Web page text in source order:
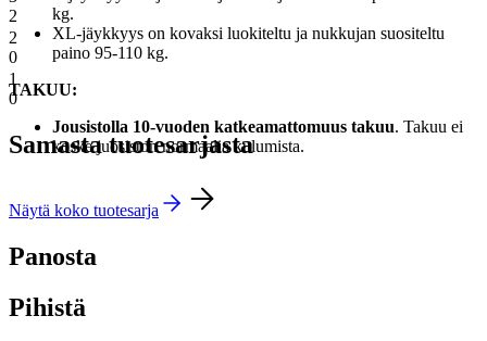
kg.
XL-jäykkyys on kovaksi luokiteltu ja nukkujan suositeltu
paino 95-110 kg.
TAKUU:
Jousistolla 10-vuoden katkeamattomuus takuu. Takuu ei
koske juosiston normaalia kulumista.
2
2
0
1
0
Samasta tuotesarjasta
Näytä koko tuotesarja
Panosta
Pihistä